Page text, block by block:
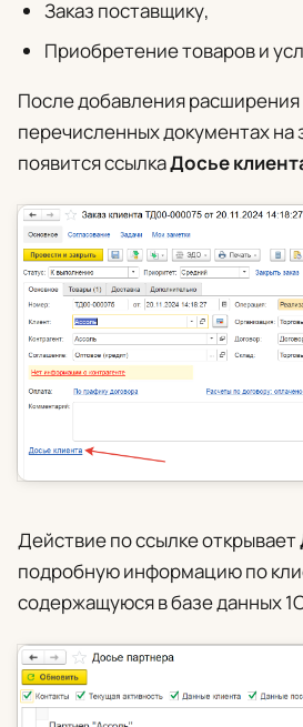
Заказ поставщику,
Приобретение товаров и
После добавления расширения
перечисленных документах на
появится ссылкаДосье
Действие по ссылке открывает
подробную информацию по
содержащуюся в базе данных